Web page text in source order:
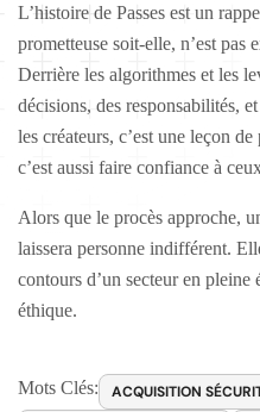
L’histoire de Passes est un
prometteuse soit-elle, n’est pas
Derrière les algorithmes et les
décisions, des responsabilités,
les créateurs, c’est une leçon
c’est aussi faire confiance à
Alors que le procès approche,
laissera personne indifférent.
contours d’un secteur en
éthique.
Mots Clés: ACQUISITION